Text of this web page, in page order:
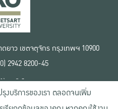
ยาว เขตจตุจักร กรุงเทพฯ 10900
2942 8200-45
ช้งานเว็บไซต์
สิทธิ์ใช้งาน
มเป็นส่วนตัว
งบริการของเรา ตลอดจนเพิ่ม